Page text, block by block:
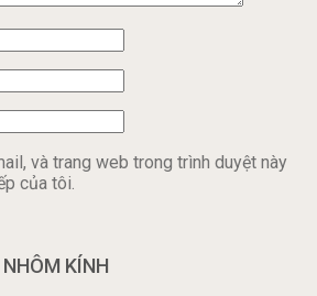
và trang web trong trình duyệt này
của tôi.
KÍNH